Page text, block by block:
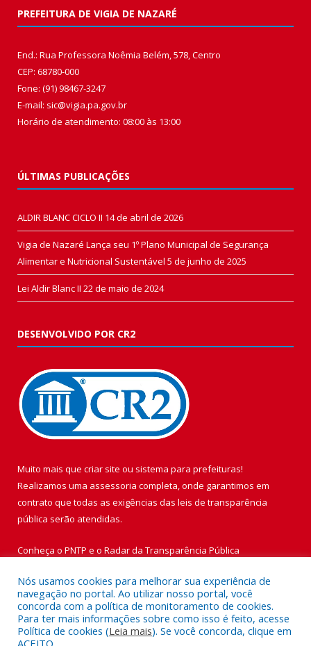
PREFEITURA DE VIGIA DE NAZARÉ
End.: Rua Professora Noêmia Belém, 578, Centro
CEP: 68780-000
Fone: (91) 98467-3247
E-mail: sic@vigia.pa.gov.br
Horário de atendimento: 08:00 às 13:00
ÚLTIMAS PUBLICAÇÕES
ALDIR BLANC CICLO II 14 de abril de 2026
Vigia de Nazaré Lança seu 1º Plano Municipal de Segurança
Alimentar e Nutricional Sustentável 5 de junho de 2025
Lei Aldir Blanc II 22 de maio de 2024
DESENVOLVIDO POR CR2
Muito mais que criar site ou sistema para prefeituras!
Realizamos uma assessoria completa, onde garantimos em
contrato que todas as exigências das leis de transparência
pública serão atendidas.
Conheça o PNTP e o Radar da Transparência Pública
Todos os direitos reservados a Prefeitura Municipal de Vigia de
Nazaré.
Nós usamos cookies para melhorar sua experiência de
navegação no portal. Ao utilizar nosso portal, você
concorda com a política de monitoramento de cookies.
Para ter mais informações sobre como isso é feito, acesse
Política de cookies (Leia mais). Se você concorda, clique em
ACEITO.